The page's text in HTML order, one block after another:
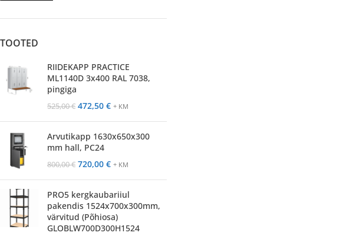
TOOTED
RIIDEKAPP PRACTICE
ML1140D 3x400 RAL 7038,
pingiga
525,00€ 472,50 € + KM
Arvutikapp 1630x650x300
mm hall, PC24
800,00€ 720,00 € + KM
PRO5 kergkaubariiul
pakendis 1524x700x300mm,
värvitud (Põhiosa)
GLOBLW700D300H1524